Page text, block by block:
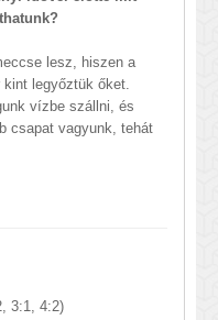
lesz, hiszen a
kint legyőztük őket.
vízbe szállni, és
csapat vagyunk, tehát
3:1, 4:2)